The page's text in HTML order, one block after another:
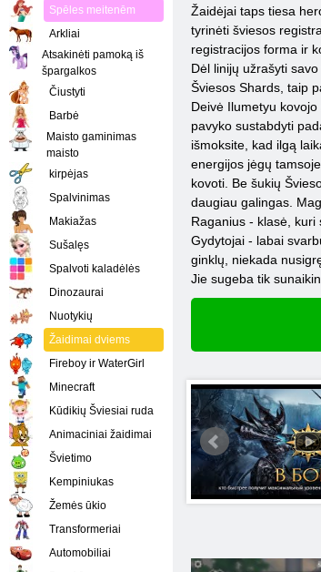
Žaidėjai taps tiesa
tyrinėti šviesos
registracijos forma ir
Dėl linijų užrašyti
Šviesos Shards, taip
Deivė Ilumetyu
pavyko sustabdyti
išmoksite, kad ilgą
energijos jėgų
kovoti. Be šukių
daugiau galingas.
Raganius - klasė, kuri
Gydytojai - labai
ginklų, niekada
Jie sugeba tik
Spēles meitenēm
Arkliai
Atsakinėti pamoką iš
špargalkos
Čiustyti
Barbė
Maisto gaminimas
maisto
kirpėjas
Spalvinimas
Makiažas
Sušalęs
Spalvoti kaladėlės
Dinozaurai
Nuotykių
Žaidimai dviems
Fireboy ir WaterGirl
Minecraft
Kūdikių Šviesiai ruda
Animaciniai žaidimai
Švietimo
Kempiniukas
Žemės ūkio
Transformeriai
Automobiliai